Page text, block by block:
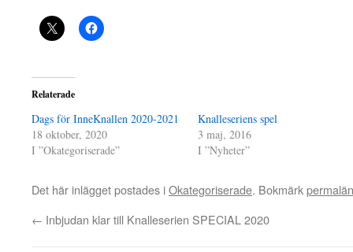
Relaterade
Dags för InneKnallen 2020-2021
18 oktober, 2020
I ”Okategoriserade”
Knalleseriens spel
3 maj, 2016
I ”Nyheter”
Det här inlägget postades iOkategoriserade. Bokmärk
← Inbjudan klar till Knalleserien SPECIAL 2020